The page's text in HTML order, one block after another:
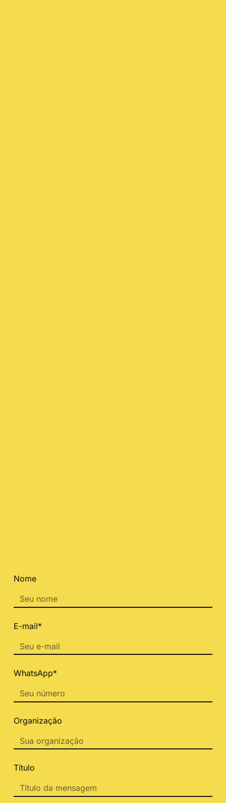
Nome
E-mail*
WhatsApp*
Organização
Título